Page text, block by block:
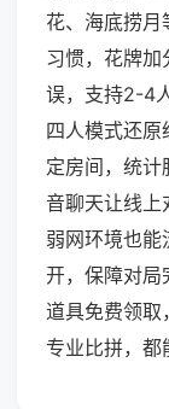
花、海底捞
习惯，花牌
误，支持2-4
四人模式还原
定房间，统
音聊天让线上
弱网环境也能
开，保障对局
道具免费领取
专业比拼，都